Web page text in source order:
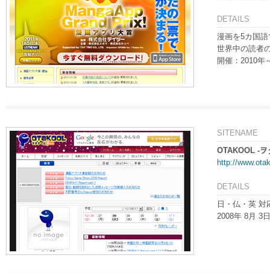
DETAILS
漫画を5カ国
世界中の読者
開催：2010年
SITENAME
OTAKOOL -ヲ
http://
DETAILS
日・仏・英 対
2008年 8月 3